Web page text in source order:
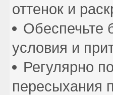
оттенок и
Обеспечьте
условия и
Регулярно
пересыхания